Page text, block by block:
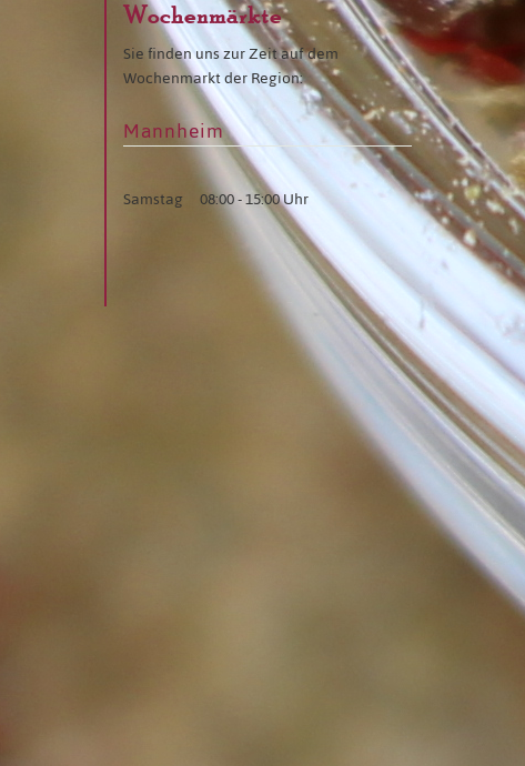
Wochenmärkte
Sie finden uns zur Zeit auf dem
Wochenmarkt der Region:
Mannheim
Samstag 08:00 - 15:00 Uhr